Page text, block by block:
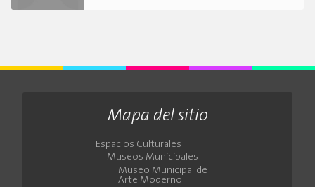
Mapa del sitio
Espacios Culturales
Museos Municipales
Museo Municipal de
Arte Moderno